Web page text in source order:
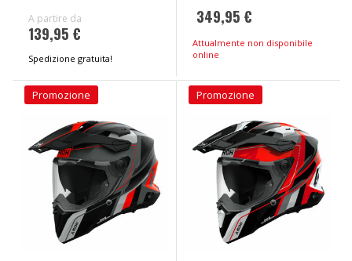
A partire da
139,95 €
Spedizione gratuita!
349,95 €
Attualmente non disponibile
online
Promozione Promozione